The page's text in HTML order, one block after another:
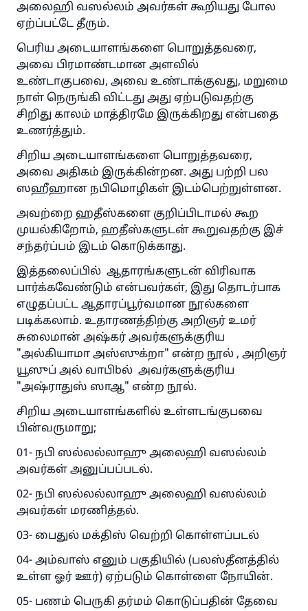
அலைஹி வஸல்லம் அவர்கள் கூறியது போல
ஏற்ப்பட்டே தீரும்.
பெரிய அடையாளங்களை பொறுத்தவரை,
அவை பிரமாண்டமான அளவில்
உண்டாகுபவை, அவை உண்டாக்குவது, மறுமை
நாள் நெருங்கி விட்டது அது ஏற்படுவதற்கு
சிறிது காலம் மாத்திரமே இருக்கிறது என்பதை
உணர்த்தும்.
சிறிய அடையாளங்களை பொறுத்தவரை,
அவை அதிகம் இருக்கின்றன. அது பற்றி பல
ஸஹீஹான நபிமொழிகள் இடம்பெற்றுள்ளன.
அவற்றை ஹதீஸ்களை குறிப்பிடாமல் கூற
முயல்கிறோம், ஹதீஸ்களுடன் கூறுவதற்கு இச்
சந்தர்ப்பம் இடம் கொடுக்காது.
இத்தலைப்பில் ஆதாரங்களுடன் விரிவாக
பார்க்கவேண்டும் என்பவர்கள், இது தொடர்பாக
எழுதப்பட்ட ஆதாரப்பூர்வமான நூல்களை
படிக்கலாம்‌. உதாரணத்திற்கு அறிஞர் உமர்
சுலைமான் அஷ்கர் அவர்களுக்குரிய
"அல்கியாமா அஸ்ஸுக்றா" என்ற நூல் , அறிஞர்
யூஸுப் அல் வாபிbல் அவர்களுக்குரிய
"அஷ்ராதுஸ் ஸாஆ" என்ற நூல்.
சிறிய அடையாளங்களில் உள்ளடங்குபவை
பின்வருமாறு;
01- நபி ஸல்லல்லாஹு அலைஹி வஸல்லம்
அவர்கள் அனுப்பப்படல்.
02- நபி ஸல்லல்லாஹு அலைஹி வஸல்லம்
அவர்கள் மரணித்தல்.
03- பைதுல் மக்திஸ் வெற்றி கொள்ளப்படல்
04- அம்வாஸ் எனும் பகுதியில் (பலஸ்தீனத்தில்
உள்ள ஓர் ஊர்) ஏற்படும் கொள்ளை நோயின்.
05- பணம் பெருகி தர்மம் கொடுப்பதின் தேவை